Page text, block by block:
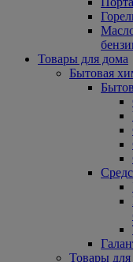
Товары для дома
Бытовая
Товары